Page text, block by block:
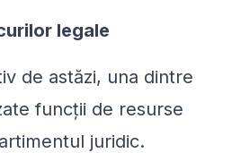
legale
de astăzi, una dintre
funcții de resurse
juridic.